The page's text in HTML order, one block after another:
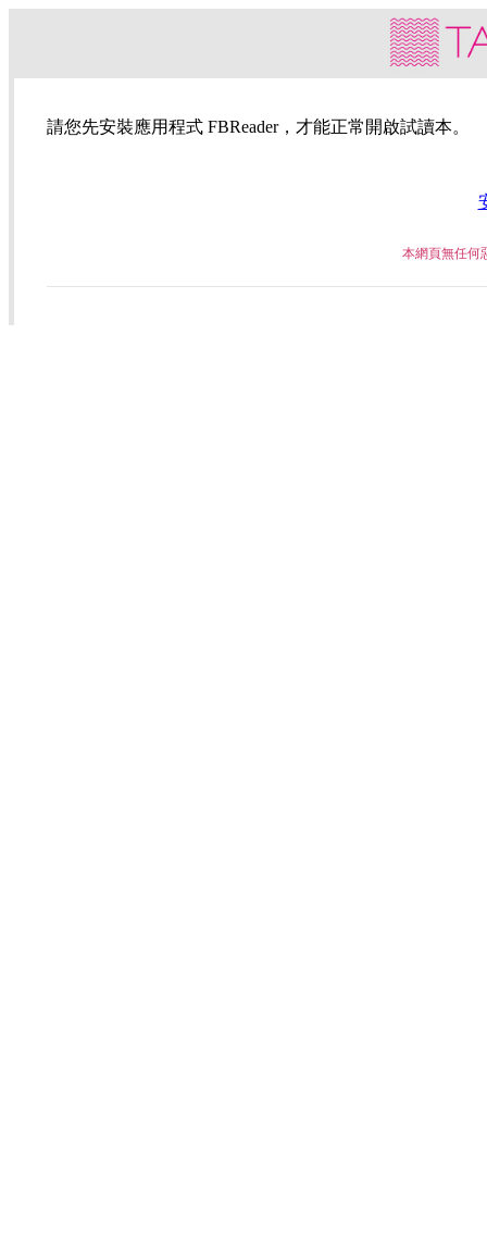
請您先安裝應用程式 FBReader，才能正常開啟試讀本。
本網頁無任何